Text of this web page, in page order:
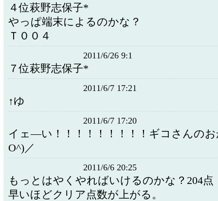
４位萩野志保子*
やっぱ端末によるのかな？
Ｔ００４
2011/6/26 9:1
７位萩野志保子*
2011/6/7 17:21
↑ゆ
2011/6/7 17:20
イェ―い！！！！！！！！！ギコさんの
O^)／
2011/6/6 20:25
もっとはやくやればいけるのかな？204点
早いほどクリア点数が上がる。